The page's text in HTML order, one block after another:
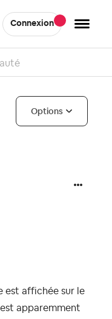
Connexion
Options
est affichée sur le
apparemment